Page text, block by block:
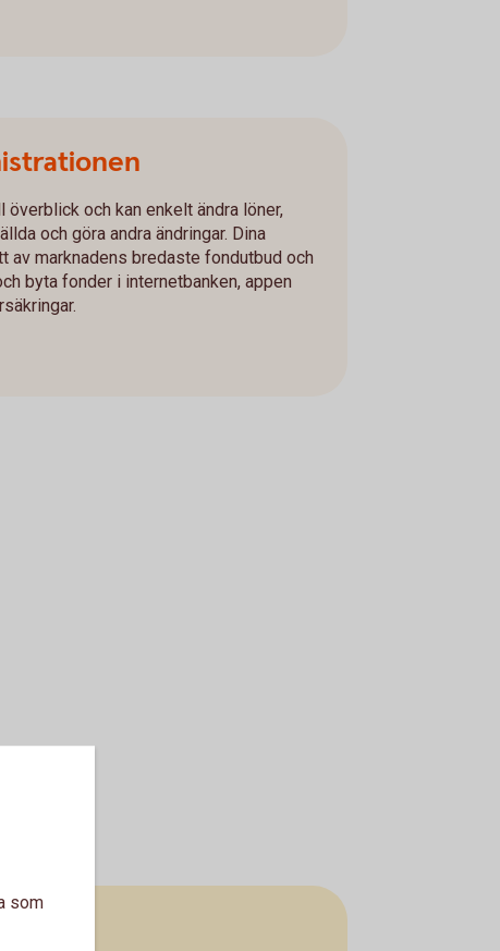
och kan enkelt ändra löner,
och göra andra ändringar. Dina
av marknadens bredaste fondutbud och
byta fonder i internetbanken, appen
som